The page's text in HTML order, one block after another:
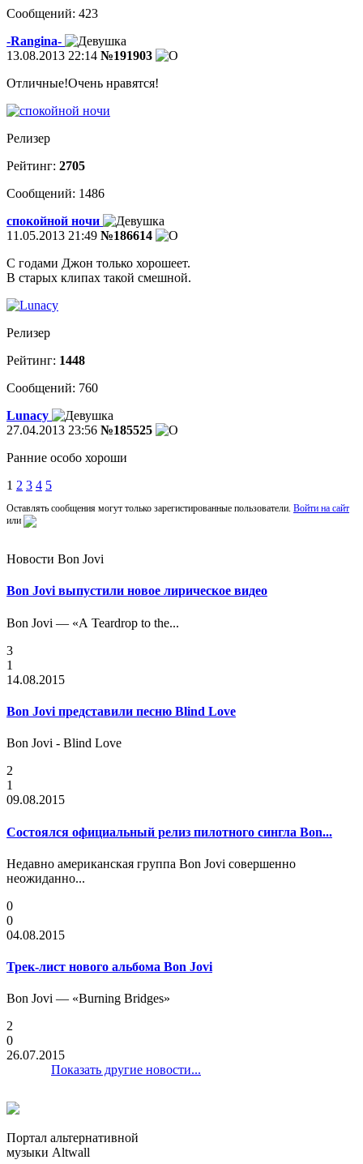
Сообщений: 423
-Rangina-
13.08.2013 22:14 №191903
Отличные!Очень нравятся!
Релизер
Рейтинг: 2705
Сообщений: 1486
спокойной ночи
11.05.2013 21:49 №186614
С годами Джон только хорошеет.
В старых клипах такой смешной.
Релизер
Рейтинг: 1448
Сообщений: 760
Lunacy
27.04.2013 23:56 №185525
Ранние особо хороши
1 2 3 4 5
Оставлять сообщения могут только зарегистированные пользователи. Войти на сайт
или
Новости Bon Jovi
Bon Jovi выпустили новое лирическое видео
Bon Jovi — «A Teardrop to the...
3
1
14.08.2015
Bon Jovi представили песню Blind Love
Bon Jovi - Blind Love
2
1
09.08.2015
Состоялся официальный релиз пилотного сингла Bon...
Недавно американская группа Bon Jovi совершенно
неожиданно...
0
0
04.08.2015
Трек-лист нового альбома Bon Jovi
Bon Jovi — «Burning Bridges»
2
0
26.07.2015
Показать другие новости...
Портал альтернативной
музыки Altwall